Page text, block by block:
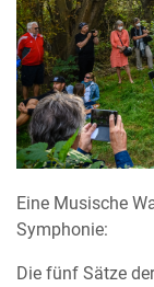
Eine Musische
Symphonie:
Die fünf Sätze